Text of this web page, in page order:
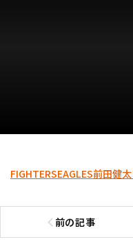
FIGHTERSEAGLES前田健太
前の記事
前の記事へ